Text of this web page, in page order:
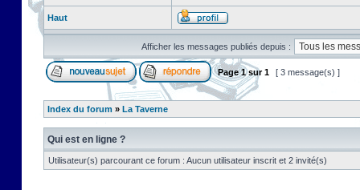
Haut
Afficher les messages publiés depuis :
Page1sur1 [ 3 message(s) ]
Index du forum » La Taverne
Qui est en ligne ?
Utilisateur(s) parcourant ce forum : Aucun utilisateur inscrit et 2 invité(s)